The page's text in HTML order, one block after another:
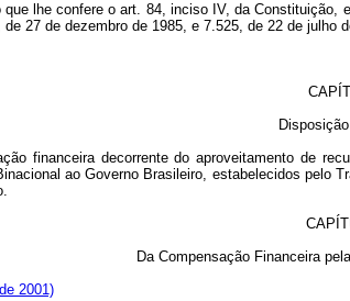
que lhe confere o art. 84, inciso IV, da
27 de dezembro de 1985, e 7.525, de 22 de julho
financeira decorrente do aproveitamento de
ao Governo Brasileiro, estabelecidos pelo
Da Compensação Financeira
2001)